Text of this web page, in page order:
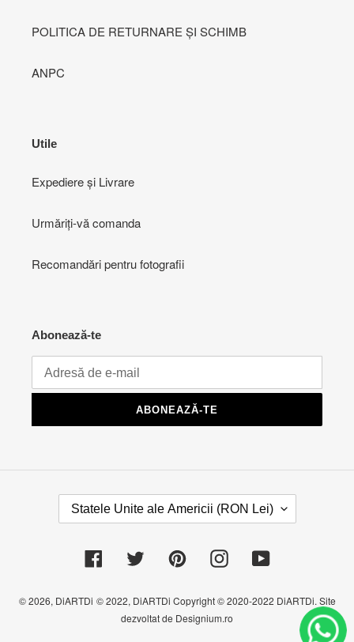
POLITICA DE RETURNARE ȘI SCHIMB
ANPC
Utile
Expediere și Livrare
Urmăriți-vă comanda
Recomandări pentru fotografii
Abonează-te
ABONEAZĂ-TE
E
Statele Unite ale Americii (RON Lei)
FacebookTwitter PinterestInstagramYouTube
© 2026, DiARTDi © 2022, DiARTDi Copyright © 2020-2022 DiARTDi. Site
dezvoltat de Designium.ro